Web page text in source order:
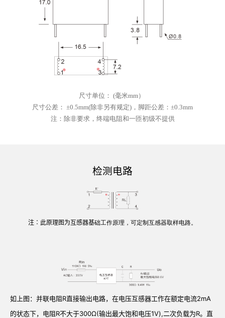
尺寸单位 ： (毫米mm）
尺寸公差 ： ±0.5mm(除非另有规定)，脚距公差：±0.3mm
注： 除非要求，终端电阻和一匝初级不提供
检测电路
注 ∶此原理图为互感器基础工作原理 ，可定制 互感器取样电路。
如上图：并联电阻R直接输出电路，在电压互感器工作在额定电流2mA
的状态下，电阻R不大于300Ω(输出最大饱和电压1V),二次负载为R。直